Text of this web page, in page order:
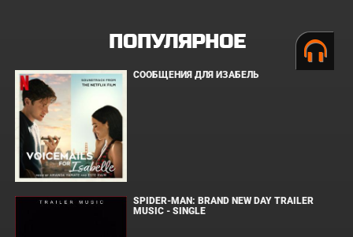
ПОПУЛЯРНОЕ
СООБЩЕНИЯ ДЛЯ ИЗАБЕЛЬ
SPIDER-MAN: BRAND NEW DAY TRAILER
MUSIC - SINGLE